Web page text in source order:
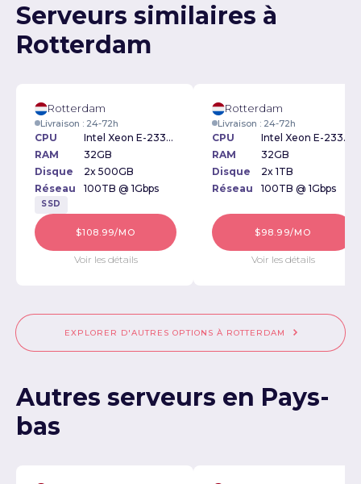
Serveurs similaires à
Rotterdam
Rotterdam
Livraison : 24-72h
CPU
Intel Xeon E-2336 2.90GHz
RAM
32GB
Disque
2x 500GB
Réseau
100TB @ 1Gbps
SSD
$108.99/MO
Voir les détails
Rotterdam
Livraison : 24-72h
CPU
Intel Xeon E-2336 2.90GHz
RAM
32GB
Disque
2x 1TB
Réseau
100TB @ 1Gbps
$98.99/MO
Voir les détails
EXPLORER D'AUTRES OPTIONS À ROTTERDAM
Autres serveurs en Pays-
bas